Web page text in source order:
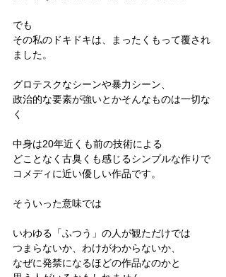
でも
その私のドキドキは、まったくもって覆され
ました。
グロテスクなシーンや暴力シーン、
政治的な要素が強いとかそんなものは一切な
く
中身は20年近くも前の技術による
どことなく古臭くも感じるシンプルな作りで
コメディに近い優しい作品です。
そういった意味では
いわゆる「ふつう」の人が観ただけでは
つまらないか、わけがわからないか、
なぜに発禁になるほどの作品なのかと